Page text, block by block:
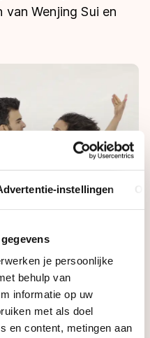
instellingen
je persoonlijke
behulp van
informatie op uw
met als doel
en content, metingen aan
Wenjing Sui en